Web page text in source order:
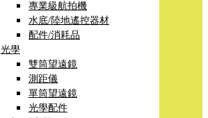
專業級航拍機
水底/陸地遙控器材
配件/消耗品
光學
雙筒望遠鏡
測距儀
單筒望遠鏡
光學配件